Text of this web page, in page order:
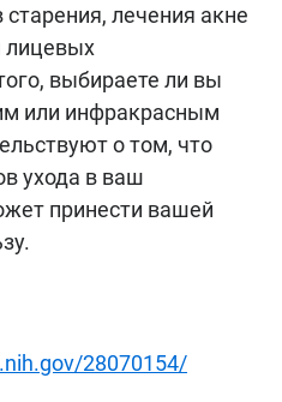
лечения акне
лицевых
выбираете ли вы
или инфракрасным
о том, что
ухода в ваш
принести вашей
28070154/